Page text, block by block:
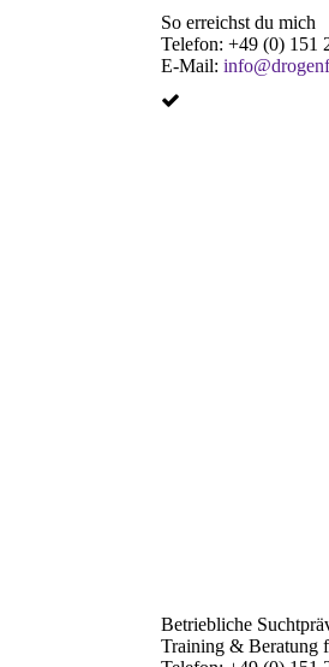
So erreichst du mich
Telefon: +49 (0) 151
E-Mail:
Betriebliche
Training & Beratung